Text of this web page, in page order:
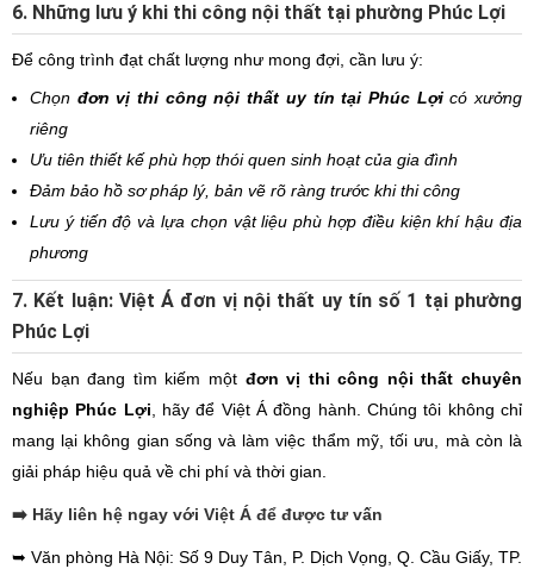
6. Những lưu ý khi thi công nội thất tại phường Phúc Lợi
Để công trình đạt chất lượng như mong đợi, cần lưu ý:
Chọn đơn vị thi công nội thất uy tín tại Phúc Lợicó xưởng
riêng
Ưu tiên thiết kế phù hợp thói quen sinh hoạt của gia đình
Đảm bảo hồ sơ pháp lý, bản vẽ rõ ràng trước khi thi công
Lưu ý tiến độ và lựa chọn vật liệu phù hợp điều kiện khí hậu địa
phương
7. Kết luận: Việt Á đơn vị nội thất uy tín số 1 tại phường
Phúc Lợi
Nếu bạn đang tìm kiếm một đơn vị thi công nội thất chuyên
nghiệp Phúc Lợi , hãy để Việt Á đồng hành. Chúng tôi không chỉ
mang lại không gian sống và làm việc thẩm mỹ, tối ưu, mà còn là
giải pháp hiệu quả về chi phí và thời gian.
➡️ Hãy liên hệ ngay với Việt Á để được tư vấn
➥ Văn phòng Hà Nội: Số 9 Duy Tân, P. Dịch Vọng, Q. Cầu Giấy, TP.